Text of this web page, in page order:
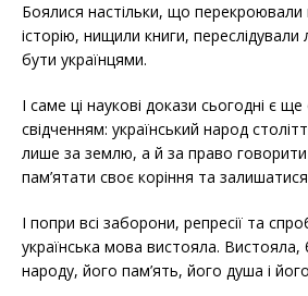
Боялися настільки, що перекроювали
історію, нищили книги,
бути українцями.
І саме ці наукові докази сьогодні є
свідченням: український народ
лише за землю, а й за право
пам’ятати своє коріння та
І попри всі заборони, репресії та
українська мова вистояла.
народу, його пам’ять, його душа і